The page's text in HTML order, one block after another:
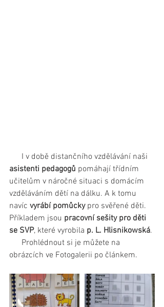
      I v době distančního vzdělávání naši
asistenti pedagogů pomáhají třídním
učitelům v náročné situaci s domácím
vzděláváním dětí na dálku. A k tomu
navíc vyrábí pomůcky pro svěřené děti.
Příkladem jsou pracovní sešity pro děti
se SVP, které vyrobila p. L. Hlisnikowská.
obrázcích ve Fotogalerii po článkem.